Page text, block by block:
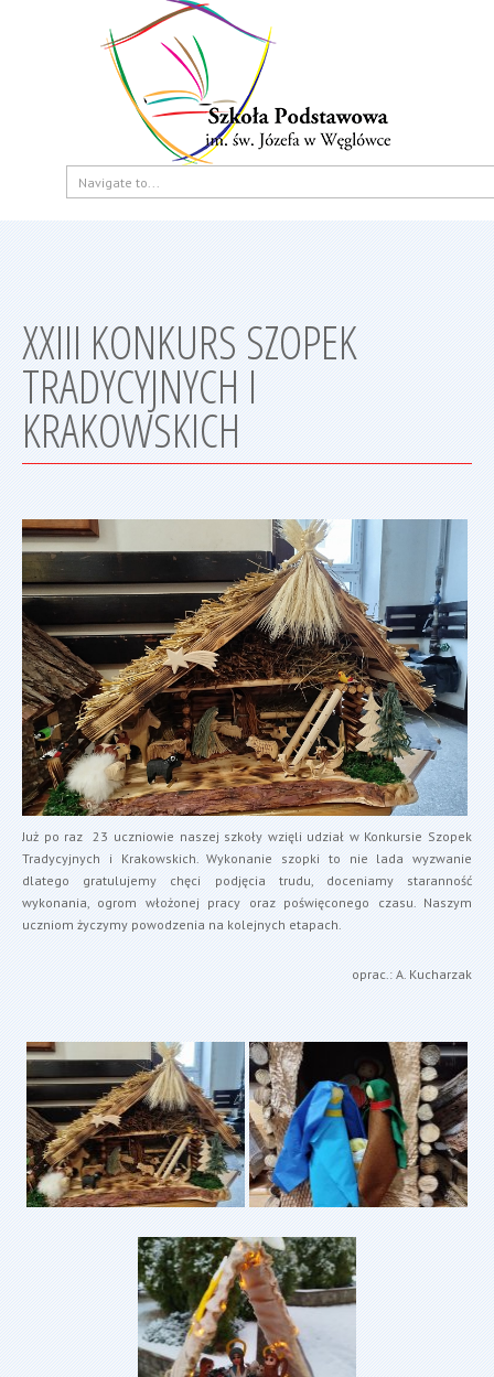
XXIII KONKURS SZOPEK
TRADYCYJNYCH I
KRAKOWSKICH
Już po raz 23 uczniowie naszej szkoły wzięli udział w Konkursie Szopek
Tradycyjnych i Krakowskich. Wykonanie szopki to nie lada wyzwanie
dlatego gratulujemy chęci podjęcia trudu, doceniamy staranność
wykonania, ogrom włożonej pracy oraz poświęconego czasu. Naszym
uczniom życzymy powodzenia na kolejnych etapach.
oprac.: A. Kucharzak